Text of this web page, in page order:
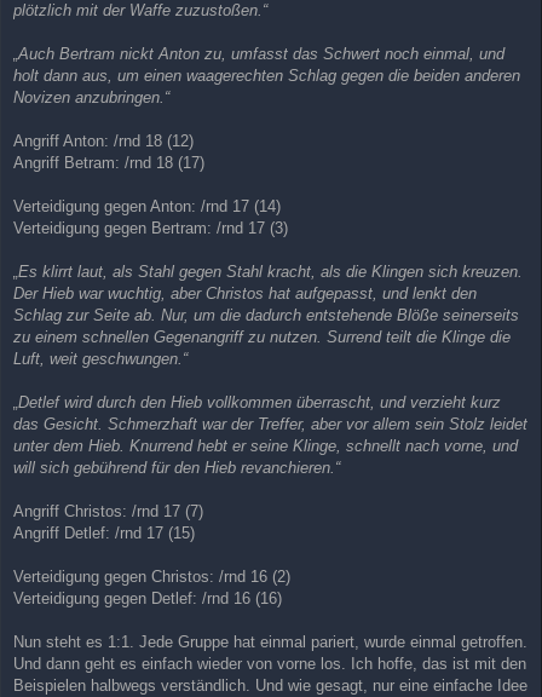
plötzlich mit der Waffe zuzustoßen.“
„Auch Bertram nickt Anton zu, umfasst das Schwert noch einmal, und
holt dann aus, um einen waagerechten Schlag gegen die beiden anderen
Novizen anzubringen.“
Angriff Anton: /rnd 18 (12)
Angriff Betram: /rnd 18 (17)
Verteidigung gegen Anton: /rnd 17 (14)
Verteidigung gegen Bertram: /rnd 17 (3)
„Es klirrt laut, als Stahl gegen Stahl kracht, als die Klingen sich kreuzen.
Der Hieb war wuchtig, aber Christos hat aufgepasst, und lenkt den
Schlag zur Seite ab. Nur, um die dadurch entstehende Blöße seinerseits
zu einem schnellen Gegenangriff zu nutzen. Surrend teilt die Klinge die
Luft, weit geschwungen.“
„Detlef wird durch den Hieb vollkommen überrascht, und verzieht kurz
das Gesicht. Schmerzhaft war der Treffer, aber vor allem sein Stolz leidet
unter dem Hieb. Knurrend hebt er seine Klinge, schnellt nach vorne, und
will sich gebührend für den Hieb revanchieren.“
Angriff Christos: /rnd 17 (7)
Angriff Detlef: /rnd 17 (15)
Verteidigung gegen Christos: /rnd 16 (2)
Verteidigung gegen Detlef: /rnd 16 (16)
Nun steht es 1:1. Jede Gruppe hat einmal pariert, wurde einmal getroffen.
Und dann geht es einfach wieder von vorne los. Ich hoffe, das ist mit den
Beispielen halbwegs verständlich. Und wie gesagt, nur eine einfache Idee